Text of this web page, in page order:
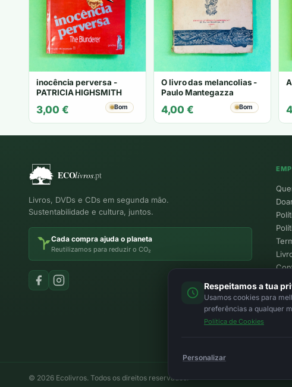
inocência perversa -
PATRICIA HIGHSMITH
3,00 € Bom
O livro das melancolias -
Paulo Mantegazza
4,00 € Bom
Livros, DVDs e CDs em segunda mão.
Sustentabilidade e cultura, juntos.
Cada compra ajuda o planeta
Reutilizamos para reduzir o CO₂
© 2026 Ecolivros. Todos os direitos reservados.
Respeitamos a tua
Usamos cookies para
preferências a qualquer
Política de Cookies
Personalizar